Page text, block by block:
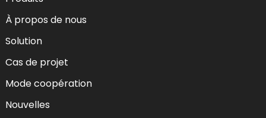
À propos de nous
Solution
Cas de projet
Mode coopération
Nouvelles